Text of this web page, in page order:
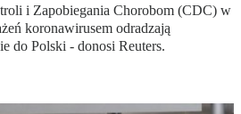
i Zapobiegania Chorobom (CDC) w
koronawirusem odradzają
do Polski - donosi Reuters.